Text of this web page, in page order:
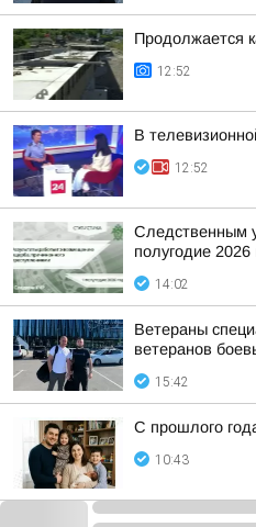
Продолжается
12:52
В
12:52
Следственным
полугодие 2026
14:02
Ветераны
ветеранов
15:42
С прошлого
10:43